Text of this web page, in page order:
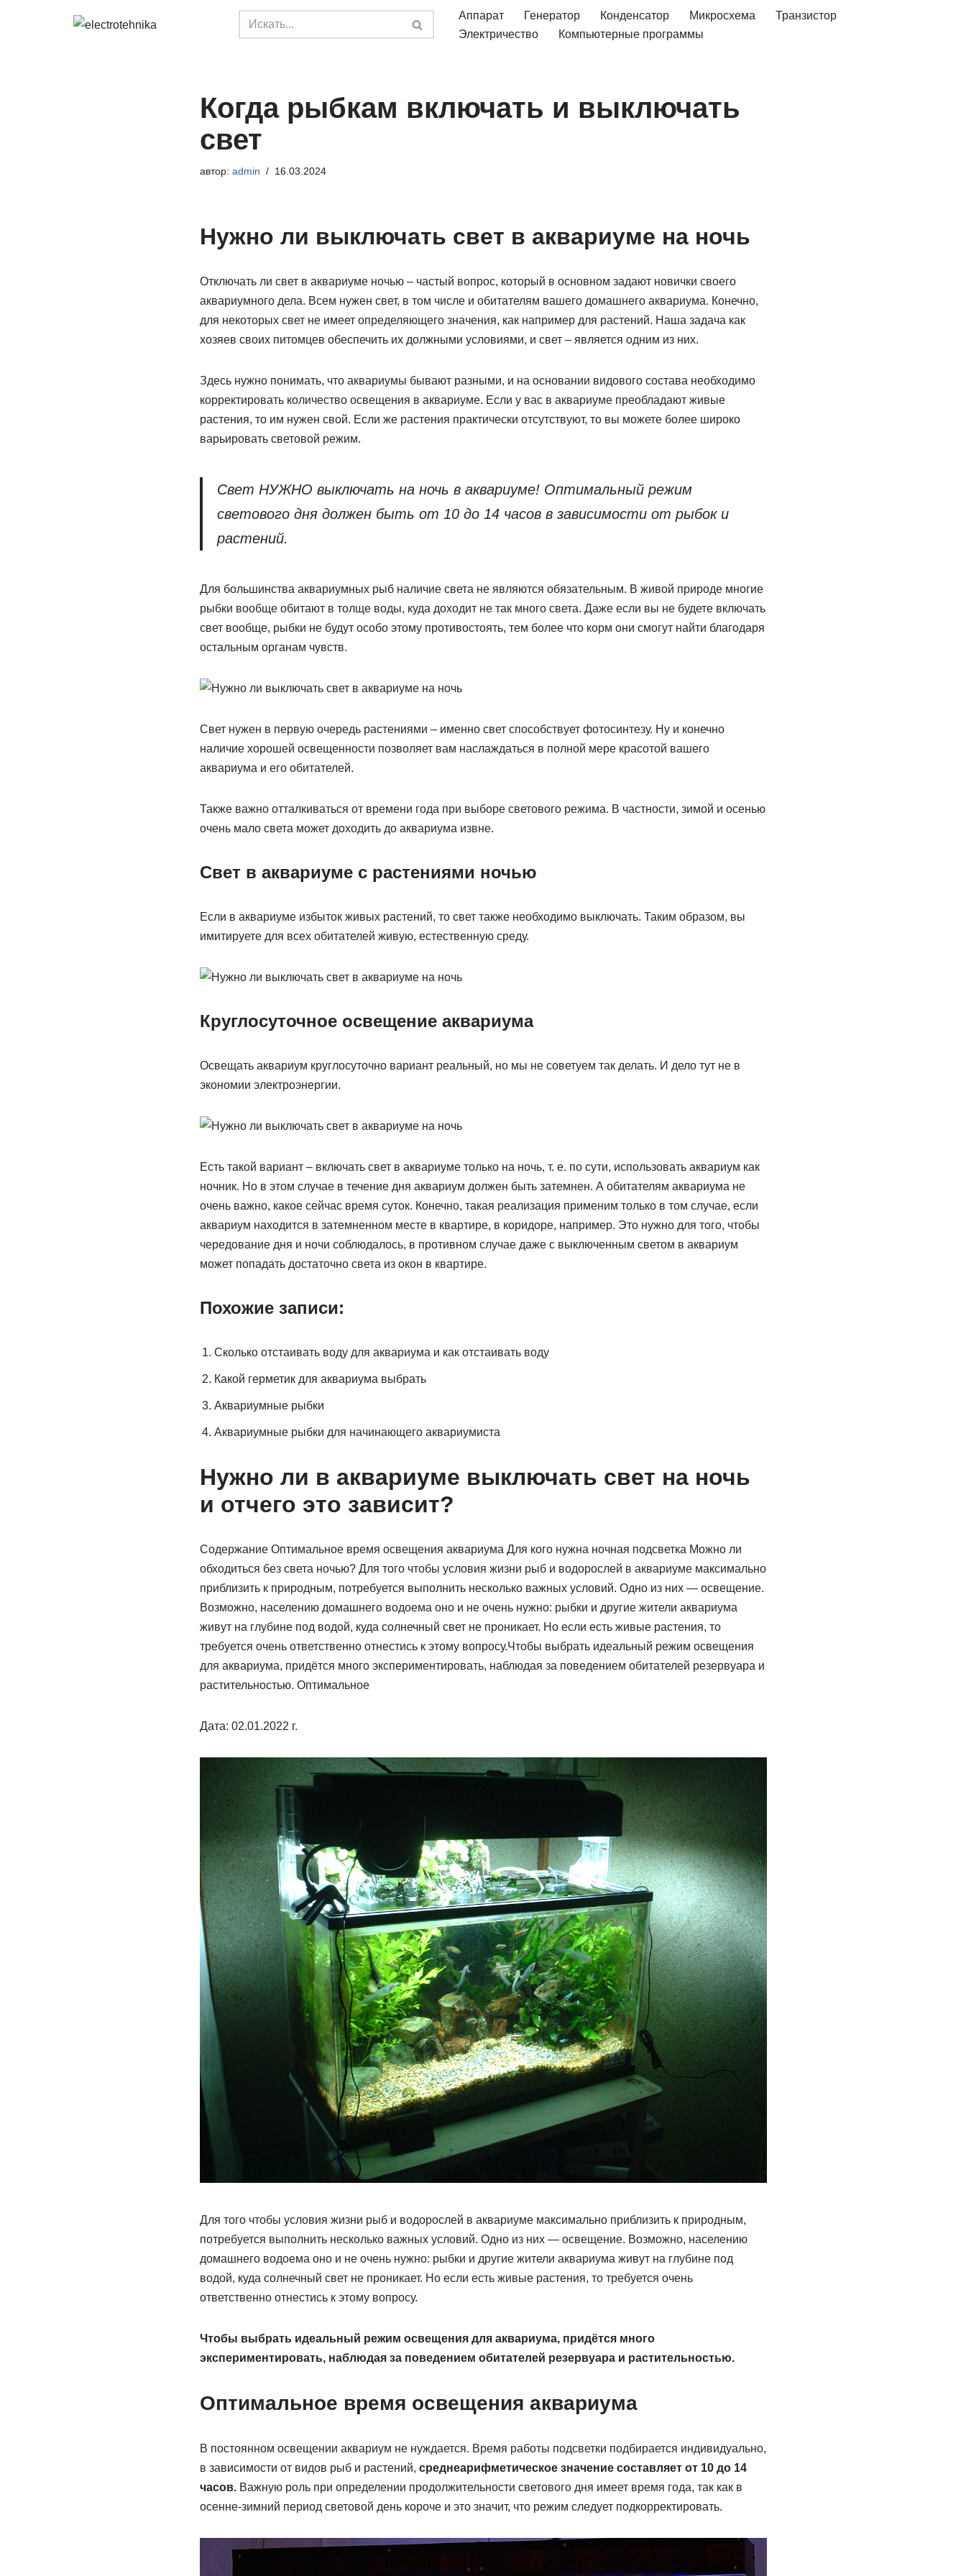
Аппарат Генератор Конденсатор Микросхема
Транзистор
Электричество
Компьютерные программы
Когда рыбкам включать и выключать
свет
автор: admin 16.03.2024
Нужно ли выключать свет в аквариуме на ночь
Отключать ли свет в аквариуме ночью – частый вопрос, который в основном задают новички своего
аквариумного дела. Всем нужен свет, в том числе и обитателям вашего домашнего аквариума. Конечно,
для некоторых свет не имеет определяющего значения, как например для растений. Наша задача как
хозяев своих питомцев обеспечить их должными условиями, и свет – является одним из них.
Здесь нужно понимать, что аквариумы бывают разными, и на основании видового состава необходимо
корректировать количество освещения в аквариуме. Если у вас в аквариуме преобладают живые
растения, то им нужен свой. Если же растения практически отсутствуют, то вы можете более широко
варьировать световой режим.
Свет НУЖНО выключать на ночь в аквариуме! Оптимальный режим
светового дня должен быть от 10 до 14 часов в зависимости от рыбок и
растений.
Для большинства аквариумных рыб наличие света не являются обязательным. В живой природе многие
рыбки вообще обитают в толще воды, куда доходит не так много света. Даже если вы не будете включать
свет вообще, рыбки не будут особо этому противостоять, тем более что корм они смогут найти благодаря
остальным органам чувств.
Свет нужен в первую очередь растениями – именно свет способствует фотосинтезу. Ну и конечно
наличие хорошей освещенности позволяет вам наслаждаться в полной мере красотой вашего
аквариума и его обитателей.
Также важно отталкиваться от времени года при выборе светового режима. В частности, зимой и осенью
очень мало света может доходить до аквариума извне.
Свет в аквариуме с растениями ночью
Если в аквариуме избыток живых растений, то свет также необходимо выключать. Таким образом, вы
имитируете для всех обитателей живую, естественную среду.
Круглосуточное освещение аквариума
Освещать аквариум круглосуточно вариант реальный, но мы не советуем так делать. И дело тут не в
экономии электроэнергии.
Есть такой вариант – включать свет в аквариуме только на ночь, т. е. по сути, использовать аквариум как
ночник. Но в этом случае в течение дня аквариум должен быть затемнен. А обитателям аквариума не
очень важно, какое сейчас время суток. Конечно, такая реализация применим только в том случае, если
аквариум находится в затемненном месте в квартире, в коридоре, например. Это нужно для того, чтобы
чередование дня и ночи соблюдалось, в противном случае даже с выключенным светом в аквариум
может попадать достаточно света из окон в квартире.
Похожие записи:
Сколько отстаивать воду для аквариума и как отстаивать воду
Какой герметик для аквариума выбрать
Аквариумные рыбки
Аквариумные рыбки для начинающего аквариумиста
Нужно ли в аквариуме выключать свет на ночь
и отчего это зависит?
Содержание Оптимальное время освещения аквариума Для кого нужна ночная подсветка Можно ли
обходиться без света ночью? Для того чтобы условия жизни рыб и водорослей в аквариуме максимально
приблизить к природным, потребуется выполнить несколько важных условий. Одно из них — освещение.
Возможно, населению домашнего водоема оно и не очень нужно: рыбки и другие жители аквариума
живут на глубине под водой, куда солнечный свет не проникает. Но если есть живые растения, то
требуется очень ответственно отнестись к этому вопросу.Чтобы выбрать идеальный режим освещения
для аквариума, придётся много экспериментировать, наблюдая за поведением обитателей резервуара и
растительностью. Оптимальное
Дата: 02.01.2022 г.
Для того чтобы условия жизни рыб и водорослей в аквариуме максимально приблизить к природным,
потребуется выполнить несколько важных условий. Одно из них — освещение. Возможно, населению
домашнего водоема оно и не очень нужно: рыбки и другие жители аквариума живут на глубине под
водой, куда солнечный свет не проникает. Но если есть живые растения, то требуется очень
ответственно отнестись к этому вопросу.
Чтобы выбрать идеальный режим освещения для аквариума, придётся много
экспериментировать, наблюдая за поведением обитателей резервуара и растительностью.
Оптимальное время освещения аквариума
В постоянном освещении аквариум не нуждается. Время работы подсветки подбирается индивидуально,
в зависимости от видов рыб и растений, среднеарифметическое значение составляет от 10 до 14
часов.Важную роль при определении продолжительности светового дня имеет время года, так как в
осенне-зимний период световой день короче и это значит, что режим следует подкорректировать.